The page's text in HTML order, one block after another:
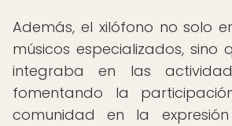
Además, el xilófono no solo
músicos especializados, sino
integraba en las
fomentando la
comunidad en la